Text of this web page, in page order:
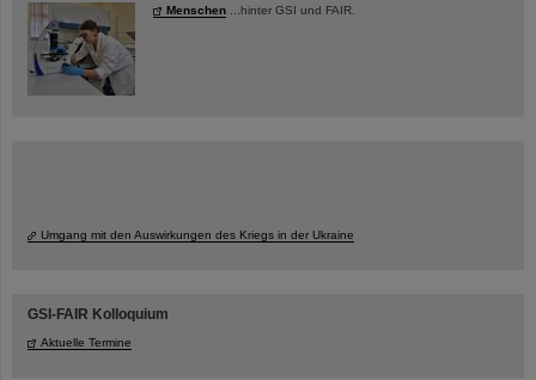
Menschen ...hinter GSI und FAIR.
Umgang mit den Auswirkungen des Kriegs in der Ukraine
GSI-FAIR Kolloquium
Aktuelle Termine